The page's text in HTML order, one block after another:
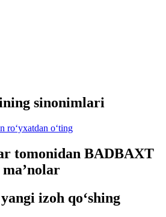
sinonimlari
ro‘yxatdan o‘ting
tomonidan BADBAXT
izoh qo‘shing